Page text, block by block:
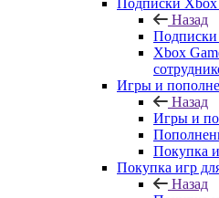
Подписки Xbox
Назад
Подписки
Xbox
Игры и
Назад
Игры и
Покупка
Покупка игр
Назад